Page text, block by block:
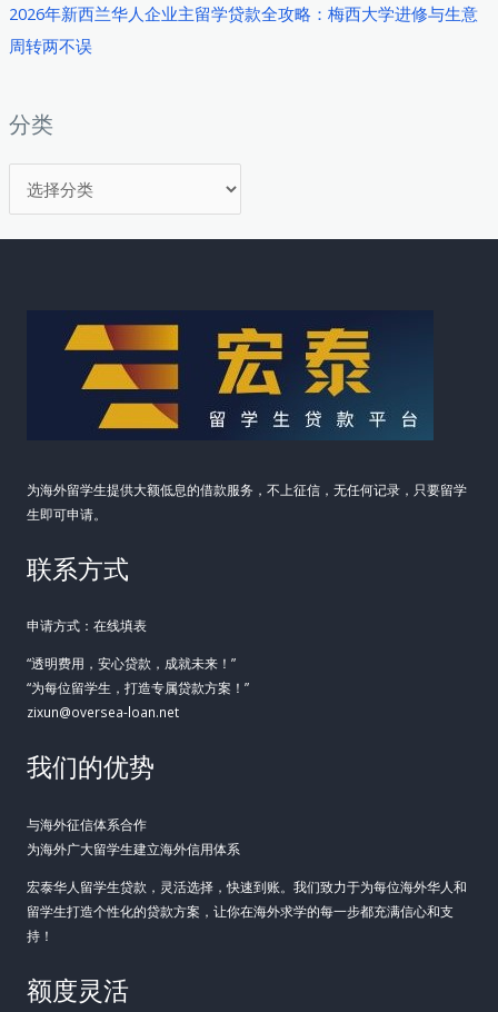
2026年新西兰华人企业主留学贷款全攻略：梅西大学进修与生意
周转两不误
分类
类
改
生
质
为海外留学生提供大额低息的借款服务，不上征信，无任何记录，只要留学
生即可申请。
联系方式
申请方式：在线填表
“透明费用，安心贷款，成就未来！”
“为每位留学生，打造专属贷款方案！”
zixun@oversea-loan.net
我们的优势
与海外征信体系合作
为海外广大留学生建立海外信用体系
宏泰华人留学生贷款，灵活选择，快速到账。我们致力于为每位海外华人和
留学生打造个性化的贷款方案，让你在海外求学的每一步都充满信心和支
持！
额度灵活